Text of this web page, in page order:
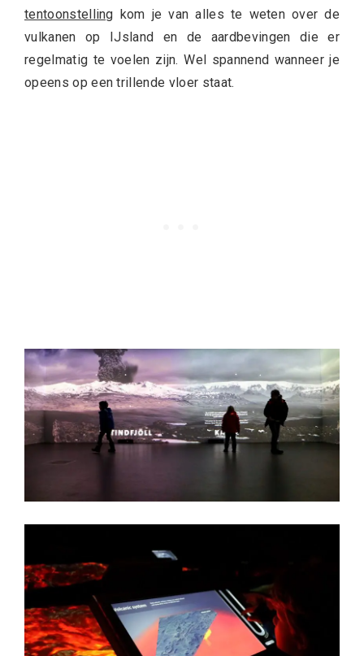
tentoonstelling kom je van alles te weten over de
vulkanen op IJsland en de aardbevingen die er
regelmatig te voelen zijn. Wel spannend wanneer je
opeens op een trillende vloer staat.